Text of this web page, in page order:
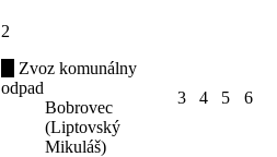
2
Zvoz komunálny
odpad
Bobrovec
(Liptovský
Mikuláš)
3 4 5 6